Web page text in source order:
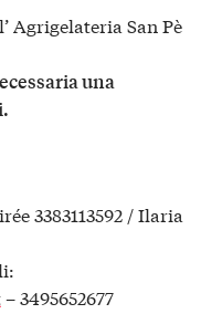
Agrigelateria San Pè
una
3383113592 / Ilaria
– 3495652677